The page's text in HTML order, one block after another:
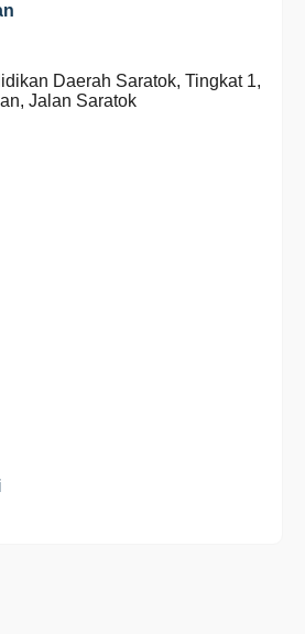
Daerah Saratok, Tingkat 1,
Jalan Saratok